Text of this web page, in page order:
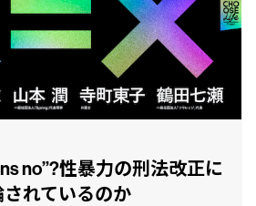
no”?性暴力の刑法改正に
れているのか